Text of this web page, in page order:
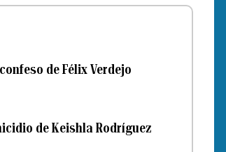
de Félix Verdejo
de Keishla Rodríguez